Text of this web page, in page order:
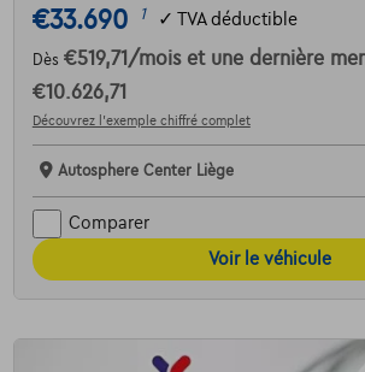
€33.690 1 ✓ TVA déductible
Dès €519,71 /mois et une dernière
€10.626,71
Découvrez l’exemple chiffré complet
Autosphere Center Liège
Comparer
Voir le véhicule